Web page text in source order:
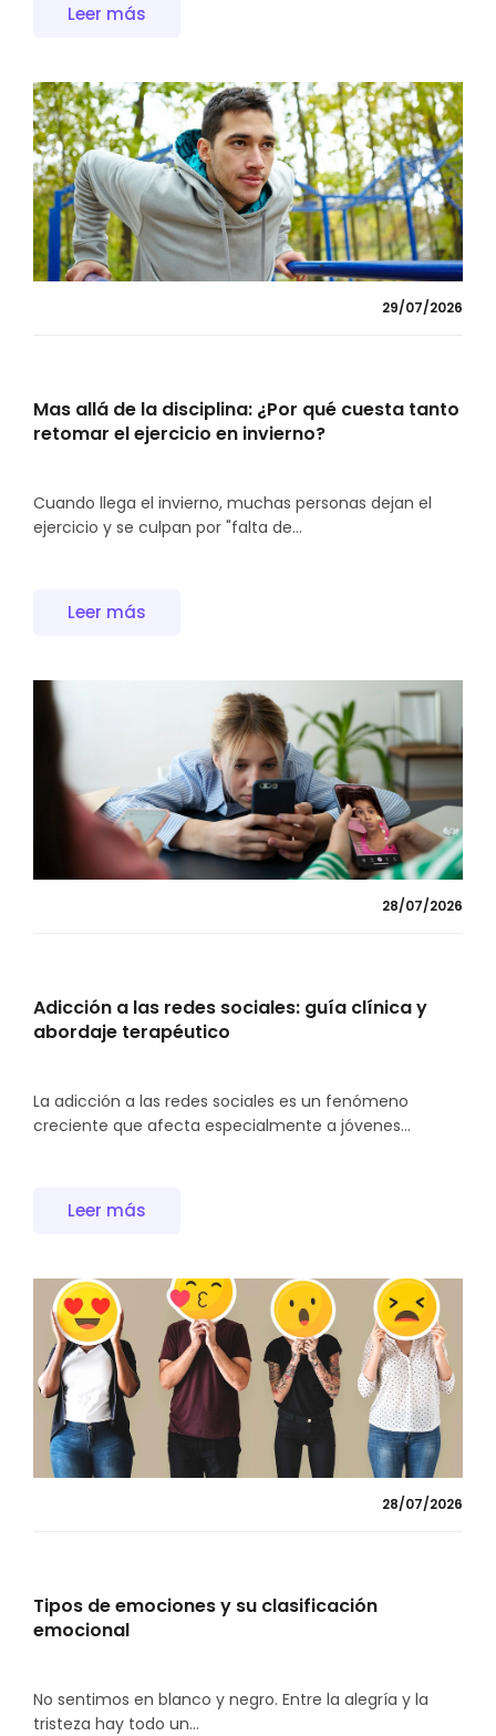
Leer más
29/07/2026
Mas allá de la disciplina: ¿Por qué cuesta tanto
retomar el ejercicio en invierno?
Cuando llega el invierno, muchas personas dejan el
ejercicio y se culpan por "falta de...
Leer más
28/07/2026
Adicción a las redes sociales: guía clínica y
abordaje terapéutico
La adicción a las redes sociales es un fenómeno
creciente que afecta especialmente a jóvenes...
Leer más
28/07/2026
Tipos de emociones y su clasificación
emocional
No sentimos en blanco y negro. Entre la alegría y la
tristeza hay todo un...